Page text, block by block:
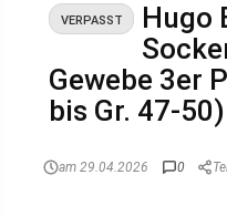
VERPASST
Hugo
Gewebe 3er
bis Gr. 47-50)
am 29.04.2026 0